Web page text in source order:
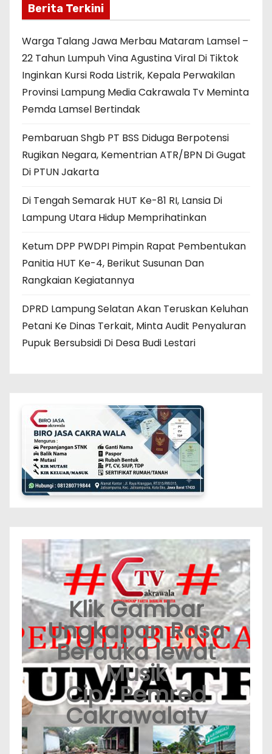
Berita Terkini
Warga Talang Jawa Merbau Mataram Lamsel –
22 Tahun Lumpuh Vina Agustina Viral Di Tiktok
Inginkan Kursi Roda Listrik, Kepala Perwakilan
Provinsi Lampung Media Cakrawala Tv Meminta
Pemda Lamsel Bertindak
Pembaruan Shgb PT BSS Diduga Berpotensi
Rugikan Negara, Kementrian ATR/BPN Di Gugat
Di PTUN Jakarta
Di Tengah Semarak HUT Ke-81 RI, Lansia Di
Lampung Utara Hidup Memprihatinkan
Ketum DPP PWDPI Pimpin Rapat Pembentukan
Panitia HUT Ke-4, Berikut Susunan Dan
Rangkaian Kegiatannya
DPRD Lampung Selatan Akan Teruskan Keluhan
Petani Ke Dinas Terkait, Minta Audit Penyaluran
Pupuk Bersubsidi Di Desa Budi Lestari
Klik Gambar
Ungkapan Rasa
Berduka lewat
Musik
Cip : Pemred
Cakrawalatv